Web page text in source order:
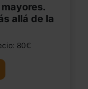
allá de la
80€